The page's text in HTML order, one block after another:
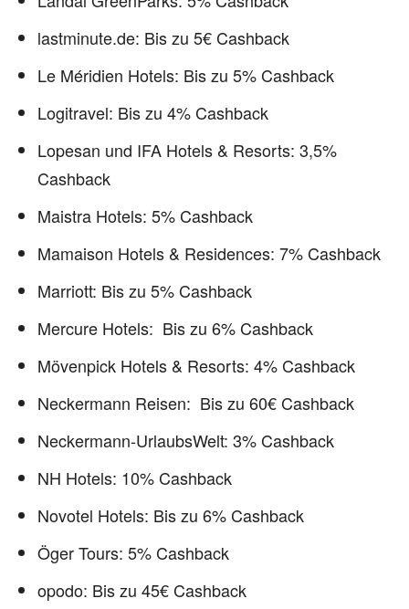
lastminute.de: Bis zu 5€ Cashback
Le Méridien Hotels: Bis zu 5% Cashback
Logitravel: Bis zu 4% Cashback
Lopesan und IFA Hotels & Resorts: 3,5%
Cashback
Maistra Hotels: 5% Cashback
Mamaison Hotels & Residences: 7% Cashback
Marriott: Bis zu 5% Cashback
Mercure Hotels: Bis zu 6% Cashback
Mövenpick Hotels & Resorts: 4% Cashback
Neckermann Reisen: Bis zu 60€ Cashback
Neckermann-UrlaubsWelt: 3% Cashback
NH Hotels: 10% Cashback
Novotel Hotels: Bis zu 6% Cashback
Öger Tours: 5% Cashback
opodo: Bis zu 45€ Cashback